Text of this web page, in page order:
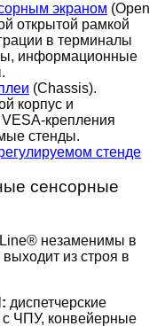
экраном (Open
открытой рамкой
в терминалы
информационные
(Chassis).
корпус и
крепления
стенды.
стенде
сенсорные
незаменимы в
из строя в
диспетчерские
с ЧПУ, конвейерные